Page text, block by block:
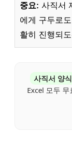
중요: 사직서
에게 구두로
활히 진행되
사직서 양식
Excel 모두